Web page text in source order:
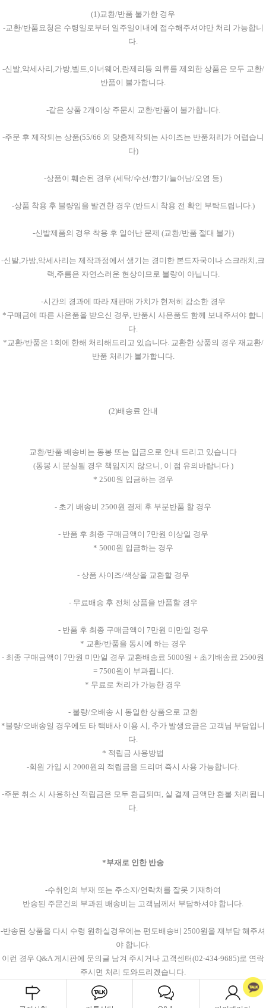
(1)교환/반품 불가한 경우
-교환/반품요청은 수령일로부터 일주일이내에 접수해주셔야만 처리 가능합니
다.
-신발,악세사리,가방,벨트,이너웨어,란제리등 의류를 제외한 상품은 모두 교환/
반품이 불가합니다.
-같은 상품 2개이상 주문시 교환/반품이 불가합니다.
-주문 후 제작되는 상품(55/66 외 맞춤제작되는 사이즈는 반품처리가 어렵습니
다)
-상품이 훼손된 경우 (세탁/수선/향기/늘어남/오염 등)
-상품 착용 후 불량임을 발견한 경우 (반드시 착용 전 확인 부탁드립니다.)
-신발제품의 경우 착용 후 일어난 문제 (교환/반품 절대 불가)
-신발,가방,악세사리는 제작과정에서 생기는 경미한 본드자국이나 스크래치,크
랙,주름은 자연스러운 현상이므로 불량이 아닙니다.
-시간의 경과에 따라 재판매 가치가 현저히 감소한 경우
*구매금에 따른 사은품을 받으신 경우, 반품시 사은품도 함께 보내주셔야 합니
다.
*교환/반품은 1회에 한해 처리해드리고 있습니다. 교환한 상품의 경우 재교환/
반품 처리가 불가합니다.
(2)배송료 안내
교환/반품 배송비는 동봉 또는 입금으로 안내 드리고 있습니다
(동봉 시 분실될 경우 책임지지 않으니, 이 점 유의바랍니다.)
* 2500원 입금하는 경우
- 초기 배송비 2500원 결제 후 부분반품 할 경우
- 반품 후 최종 구매금액이 7만원 이상일 경우
* 5000원 입금하는 경우
- 상품 사이즈/색상을 교환할 경우
- 무료배송 후 전체 상품을 반품할 경우
- 반품 후 최종 구매금액이 7만원 미만일 경우
* 교환/반품을 동시에 하는 경우
- 최종 구매금액이 7만원 미만일 경우 교환배송료 5000원 + 초기배송료 2500원
= 7500원이 부과됩니다.
* 무료로 처리가 가능한 경우
- 불량/오배송 시 동일한 상품으로 교환
*불량/오배송일 경우에도 타 택배사 이용 시, 추가 발생요금은 고객님 부담입니
다.
* 적립금 사용방법
-회원 가입 시 2000원의 적립금을 드리며 즉시 사용 가능합니다.
-주문 취소 시 사용하신 적립금은 모두 환급되며, 실 결제 금액만 환불 처리됩니
다.
*부재로 인한 반송
-수취인의 부재 또는 주소지/연락처를 잘못 기재하여
반송된 주문건의 부과된 배송비는 고객님께서 부담하셔야 합니다.
-반송된 상품을 다시 수령 원하실경우에는 편도배송비 2500원을 재부담 해주셔
야 합니다.
이런 경우 Q&A 게시판에 문의글 남겨 주시거나 고객센터(02-434-9685)로 연락
주시면 처리 도와드리겠습니다.